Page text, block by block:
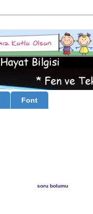
Font
soru bolumu